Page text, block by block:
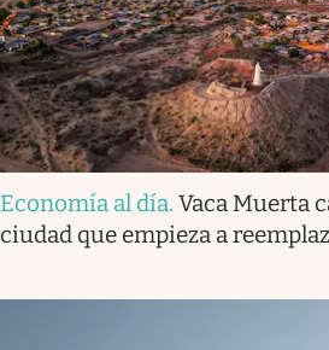
Economía al día. Vaca Muerta
ciudad que empieza a